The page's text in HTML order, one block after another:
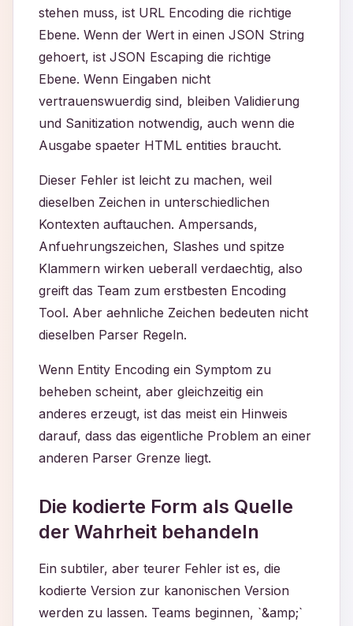
stehen muss, ist URL Encoding die richtige
Ebene. Wenn der Wert in einen JSON String
gehoert, ist JSON Escaping die richtige
Ebene. Wenn Eingaben nicht
vertrauenswuerdig sind, bleiben Validierung
und Sanitization notwendig, auch wenn die
Ausgabe spaeter HTML entities braucht.
Dieser Fehler ist leicht zu machen, weil
dieselben Zeichen in unterschiedlichen
Kontexten auftauchen. Ampersands,
Anfuehrungszeichen, Slashes und spitze
Klammern wirken ueberall verdaechtig, also
greift das Team zum erstbesten Encoding
Tool. Aber aehnliche Zeichen bedeuten nicht
dieselben Parser Regeln.
Wenn Entity Encoding ein Symptom zu
beheben scheint, aber gleichzeitig ein
anderes erzeugt, ist das meist ein Hinweis
darauf, dass das eigentliche Problem an einer
anderen Parser Grenze liegt.
Die kodierte Form als Quelle
der Wahrheit behandeln
Ein subtiler, aber teurer Fehler ist es, die
kodierte Version zur kanonischen Version
werden zu lassen. Teams beginnen, `&amp;`